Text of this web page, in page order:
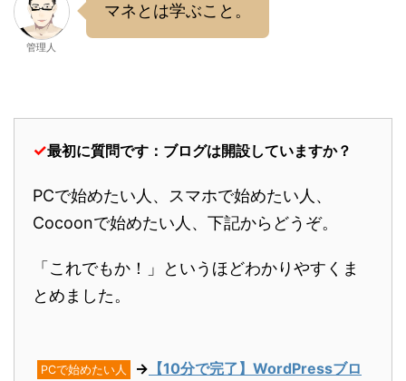
管理人
マネとは学ぶこと。
✓最初に質問です：ブログは開設していますか？
PCで始めたい人、スマホで始めたい人、
Cocoonで始めたい人、下記からどうぞ。
「これでもか！」というほどわかりやすくま
とめました。
PCで始めたい人 → 【10分で完了】WordPressブロ